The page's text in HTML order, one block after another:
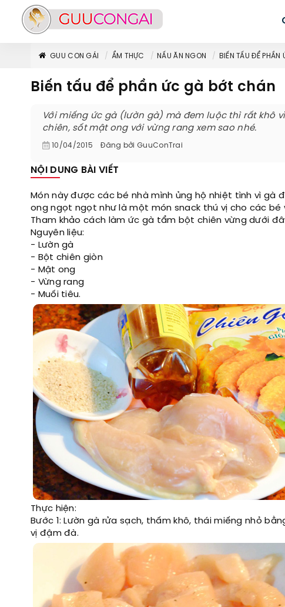
GUU CON GÁI ẨM THỰC NẤU ĂN NGON BIẾN TẤU ĐỂ
Biến tấu để phần ức gà bớt chán
Với miếng ức gà (lườn gà) mà đem luộc thì rất khô
chiên, sốt mật ong với vừng rang xem sao nhé.
10/04/2015 Đăng bởi GuuConTrai
NỘI DUNG BÀI VIẾT
Món này được các bé nhà mình ủng hộ nhiệt tình vì
ong ngọt ngọt như là một món snack thú vị cho các bé
Tham khảo cách làm ức gà tẩm bột chiên vừng dưới
Nguyên liệu:
- Lườn gà
- Bột chiên giòn
- Mật ong
- Vừng rang
- Muối tiêu.
Thực hiện:
Bước 1: Lườn gà rửa sạch, thấm khô, thái miếng nhỏ
vị đậm đà.